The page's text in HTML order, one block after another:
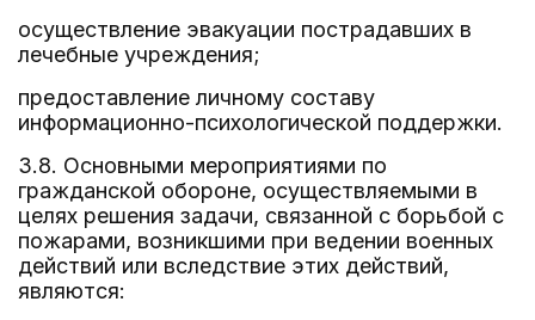
осуществление эвакуации пострадавших в
лечебные учреждения;
предоставление личному составу
информационно-психологической поддержки.
3.8. Основными мероприятиями по
гражданской обороне, осуществляемыми в
целях решения задачи, связанной с борьбой с
пожарами, возникшими при ведении военных
действий или вследствие этих действий,
являются: